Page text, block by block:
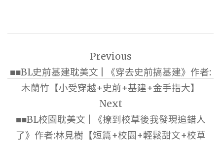
導
Previous
■■BL史前基建耽美文 | 《穿去史前搞基建》作者:
木蘭竹【小受穿越+史前+基建+金手指大】
Next
■■BL校園耽美文 | 《撩到校草後我發現追錯人
了》作者:林見樹【短篇+校園+輕鬆甜文+校草